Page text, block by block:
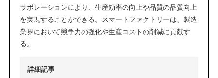
ラボレーションにより、生産効率の向上や品質の品質向上
を実現することができる。スマートファクトリーは、製造
業界において競争力の強化や生産コストの削減に貢献す
る。
詳細記事